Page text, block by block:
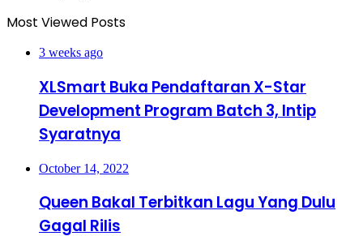
Most Viewed Posts
3 weeks ago
XLSmart Buka Pendaftaran X-Star
Development Program Batch 3, Intip
Syaratnya
October 14, 2022
Queen Bakal Terbitkan Lagu Yang Dulu
Gagal Rilis